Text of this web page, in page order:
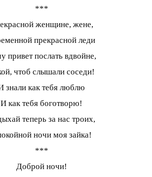
***
женщине, жене,
прекрасной леди
привет послать вдвойне,
чтоб слышали соседи!
знали как тебя люблю
И как тебя боготворю!
теперь за нас троих,
ночи моя зайка!
***
Доброй ночи!